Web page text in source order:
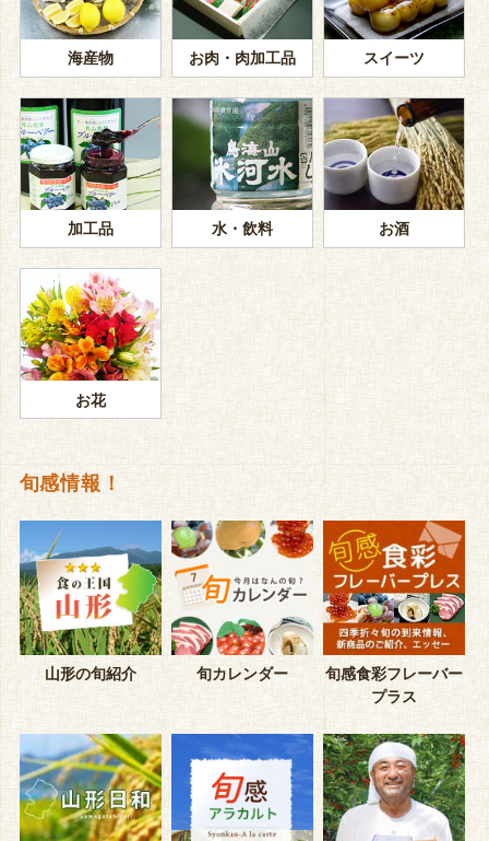
海産物 お肉・肉加工品 スイーツ
加工品 水・飲料 お酒
お花
旬感情報！
山形の旬紹介 旬カレンダー
旬感食彩フレーバー
プラス